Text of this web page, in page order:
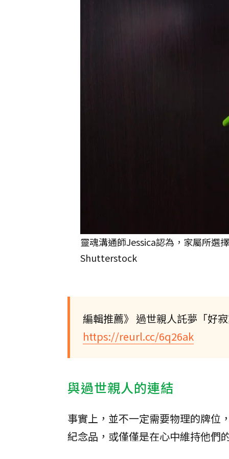
靈魂溝通師Jessica認為，家屬所選
Shutterstock
編輯推薦》 過世親人託夢「好
https://reurl.cc/6q26ak
與過世親人的連結
事實上，並不一定需要物理的牌位
紀念品，或僅僅是在心中維持他們